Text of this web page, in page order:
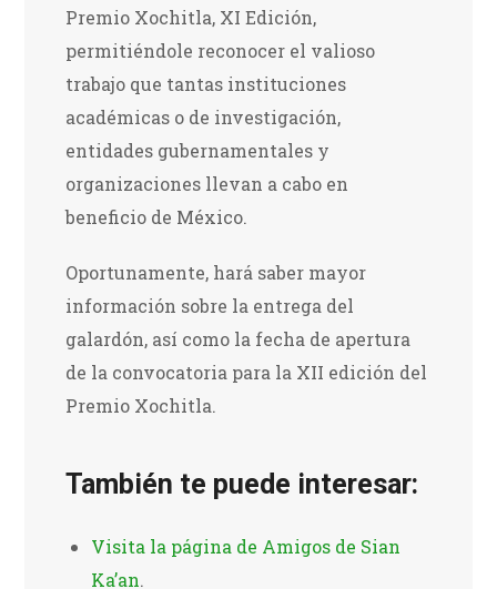
Premio Xochitla, XI Edición,
permitiéndole reconocer el valioso
trabajo que tantas instituciones
académicas o de investigación,
entidades gubernamentales y
organizaciones llevan a cabo en
beneficio de México.
Oportunamente, hará saber mayor
información sobre la entrega del
galardón, así como la fecha de apertura
de la convocatoria para la XII edición del
Premio Xochitla.
También te puede interesar:
Visita la página de Amigos de Sian
Ka’an.